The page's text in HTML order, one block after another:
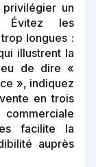
un
Évitez les
longues :
illustrent la
de dire «
», indiquez
en trois
facilite la
auprès